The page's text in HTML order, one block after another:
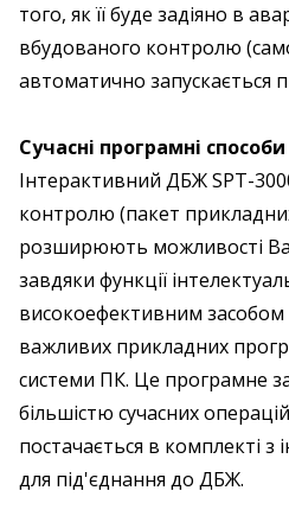
того, як її буде задіяно в
вбудованого контролю
автоматично запускається
Сучасні програмні
Інтерактивний ДБЖ SPT-
контролю (пакет
розширюють можливості
завдяки функції
високоефективним засобом
важливих прикладних
системи ПК. Це програмне
більшістю сучасних
постачається в комплекті
для під'єднання до ДБЖ.